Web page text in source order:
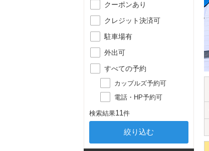
クーポンあり
クレジット決済可
駐車場有
外出可
すべての予約
カップルズ予約可
電話・HP予約可
検索結果11件